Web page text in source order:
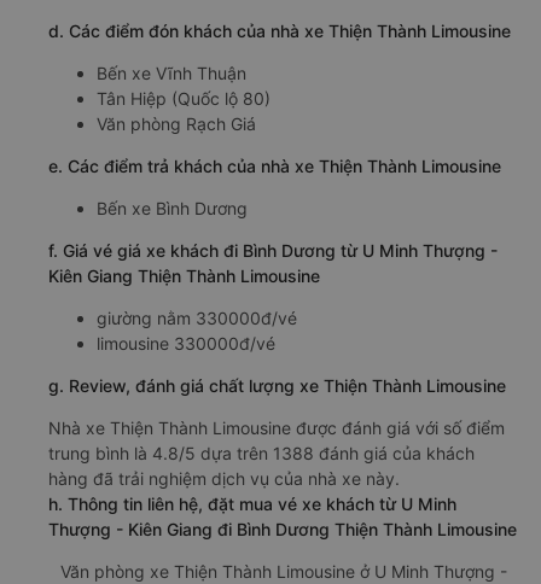
d. Các điểm đón khách của nhà xe Thiện Thành Limousine
Bến xe Vĩnh Thuận
Tân Hiệp (Quốc lộ 80)
Văn phòng Rạch Giá
e. Các điểm trả khách của nhà xe Thiện Thành Limousine
Bến xe Bình Dương
f. Giá vé giá xe khách đi Bình Dương từ U Minh Thượng -
Kiên Giang Thiện Thành Limousine
giường nằm 330000đ/vé
limousine 330000đ/vé
g. Review, đánh giá chất lượng xe Thiện Thành Limousine
Nhà xe Thiện Thành Limousine được đánh giá với số điểm
trung bình là 4.8/5 dựa trên 1388 đánh giá của khách
hàng đã trải nghiệm dịch vụ của nhà xe này.
h. Thông tin liên hệ, đặt mua vé xe khách từ U Minh
Thượng - Kiên Giang đi Bình Dương Thiện Thành Limousine
Văn phòng xe Thiện Thành Limousine ở U Minh Thượng -